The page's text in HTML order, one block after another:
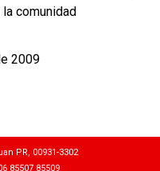
comunidad
2009
PR, 00931-3302
85507 85509